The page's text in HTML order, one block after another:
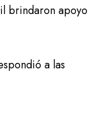
brindaron apoyo
a las